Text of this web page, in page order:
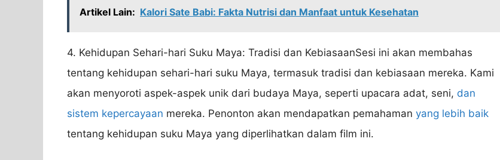
Artikel Lain: Kalori Sate Babi: Fakta Nutrisi dan Manfaat untuk Kesehatan
4. Kehidupan Sehari-hari Suku Maya: Tradisi dan KebiasaanSesi ini akan membahas
tentang kehidupan sehari-hari suku Maya, termasuk tradisi dan kebiasaan mereka. Kami
akan menyoroti aspek-aspek unik dari budaya Maya, seperti upacara adat, seni, dan
sistem kepercayaan mereka. Penonton akan mendapatkan pemahaman yang lebih baik
tentang kehidupan suku Maya yang diperlihatkan dalam film ini.